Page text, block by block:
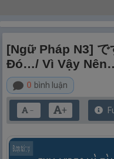
[Ngữ Pháp N3] で
Đó…/ Vì Vậy
0 bình luận
－ +